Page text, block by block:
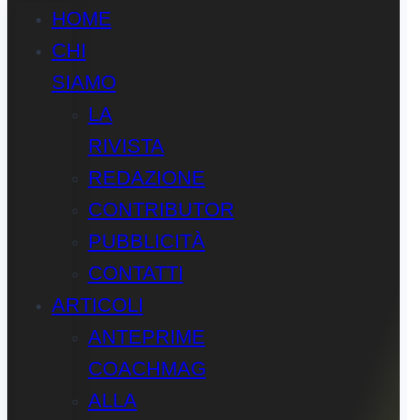
HOME
CHI
SIAMO
LA
RIVISTA
REDAZIONE
CONTRIBUTOR
PUBBLICITÀ
CONTATTI
ARTICOLI
ANTEPRIME
COACHMAG
ALLA